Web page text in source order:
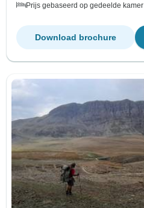
Prijs gebaseerd op gedeelde kamer
Download brochure